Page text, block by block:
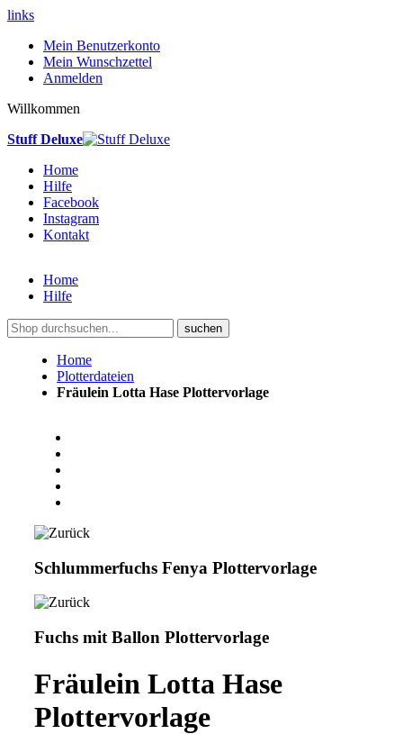
links
Mein Benutzerkonto
Mein Wunschzettel
Anmelden
Willkommen
Stuff Deluxe
Home
Hilfe
Facebook
Instagram
Kontakt
Home
Hilfe
suchen
Home
Plotterdateien
Fräulein Lotta Hase Plottervorlage
Schlummerfuchs Fenya Plottervorlage
Fuchs mit Ballon Plottervorlage
Fräulein Lotta Hase
Plottervorlage